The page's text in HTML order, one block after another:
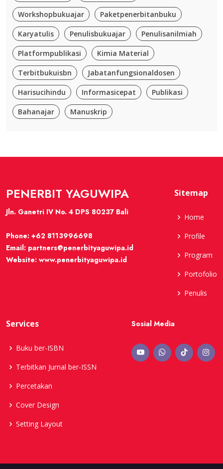
Workshopbukuajar Paketpenerbitanbuku
Karyatulis Penulisbukuajar Penulisanilmiah
Platformpublikasi Kimia Material
Terbitbukuisbn Jabatanfungsionaldosen
Harisucihindu Informasicepat Publikasi
Bahanajar Manuskrip
PENERBIT YAGUWIPA
Jln. Ganetri IV No. 4 DPS 80237 Bali
Phone: +62 8113996698
Email: partners@penerbityaguwipa.id
Website: www.penerbityaguwipa.id
Sitemap
Home
Profile
Program
Portofolio
Penulis
Services
Buku ber-ISBN
Terbitkan Jurnal ber-ISSN
Percetakan
Cover Design
Setting Layout
Sosial Media